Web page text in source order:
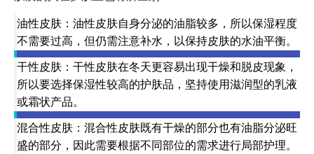
油性皮肤：油性皮肤自身分泌的油脂较多，所以保湿程度
不需要过高，但仍需注意补水，以保持皮肤的水油平衡。
干性皮肤：干性皮肤在冬天更容易出现干燥和脱皮现象，
所以要选择保湿性较高的护肤品，坚持使用滋润型的乳液
或霜状产品。
混合性皮肤：混合性皮肤既有干燥的部分也有油脂分泌旺
盛的部分，因此需要根据不同部位的需求进行局部护理。